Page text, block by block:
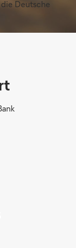
Deutsche